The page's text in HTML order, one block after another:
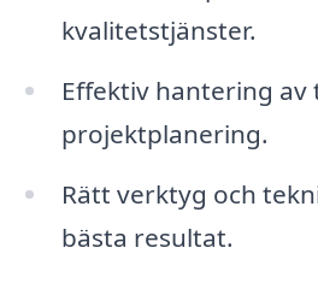
kvalitetstjänster.
Effektiv hantering av
projektplanering.
Rätt verktyg och
bästa resultat.